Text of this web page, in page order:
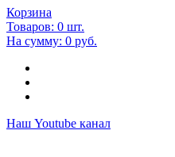
Корзина
Товаров: 0 шт.
На сумму: 0 руб.
Наш Youtube канал